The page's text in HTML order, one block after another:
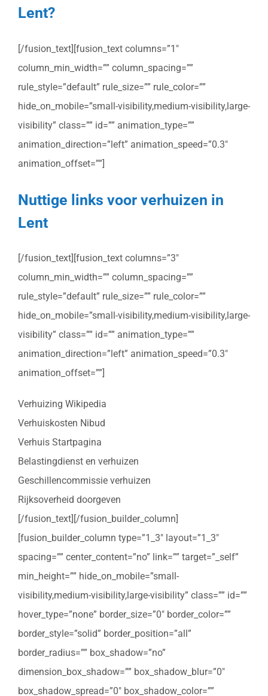
Lent?
[/fusion_text][fusion_text columns=”1″
column_min_width=”” column_spacing=””
rule_style=”default” rule_size=”” rule_color=””
hide_on_mobile=”small-visibility,medium-visibility,large-
visibility” class=”” id=”” animation_type=””
animation_direction=”left” animation_speed=”0.3″
animation_offset=””]
Nuttige links voor verhuizen in
Lent
[/fusion_text][fusion_text columns=”3″
column_min_width=”” column_spacing=””
rule_style=”default” rule_size=”” rule_color=””
hide_on_mobile=”small-visibility,medium-visibility,large-
visibility” class=”” id=”” animation_type=””
animation_direction=”left” animation_speed=”0.3″
animation_offset=””]
Verhuizing Wikipedia
Verhuiskosten Nibud
Verhuis Startpagina
Belastingdienst en verhuizen
Geschillencommissie verhuizen
Rijksoverheid doorgeven
[/fusion_text][/fusion_builder_column]
[fusion_builder_column type=”1_3″ layout=”1_3″
spacing=”” center_content=”no” link=”” target=”_self”
min_height=”” hide_on_mobile=”small-
visibility,medium-visibility,large-visibility” class=”” id=””
hover_type=”none” border_size=”0″ border_color=””
border_style=”solid” border_position=”all”
border_radius=”” box_shadow=”no”
dimension_box_shadow=”” box_shadow_blur=”0″
box_shadow_spread=”0″ box_shadow_color=””